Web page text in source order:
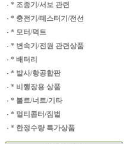
· * 조종기/서보 관련
· * 충전기/테스터기/전선
· * 모터/덕트
· * 변속기/전원 관련상품
· * 배터리
· * 발사/항공합판
· * 비행장용 상품
· * 볼트/너트/기타
· * 멀티콥터/짐벌
· * 한정수량 특가상품